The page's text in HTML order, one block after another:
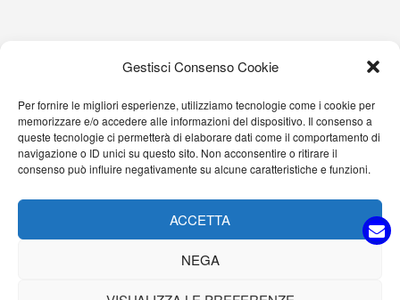
Gestisci Consenso Cookie
Per fornire le migliori esperienze, utilizziamo tecnologie come i cookie per
memorizzare e/o accedere alle informazioni del dispositivo. Il consenso a
queste tecnologie ci permetterà di elaborare dati come il comportamento di
navigazione o ID unici su questo sito. Non acconsentire o ritirare il
consenso può influire negativamente su alcune caratteristiche e funzioni.
ACCETTA
NEGA